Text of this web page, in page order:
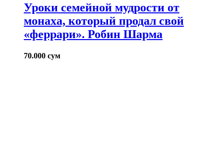
Уроки семейной мудрости от
монаха, который продал свой
«феррари». Робин Шарма
70.000 сум